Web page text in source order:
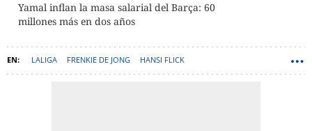
Yamal inflan la masa salarial del Barça: 60
millones más en dos años
LALIGA FRENKIE DE JONG HANSI FLICK